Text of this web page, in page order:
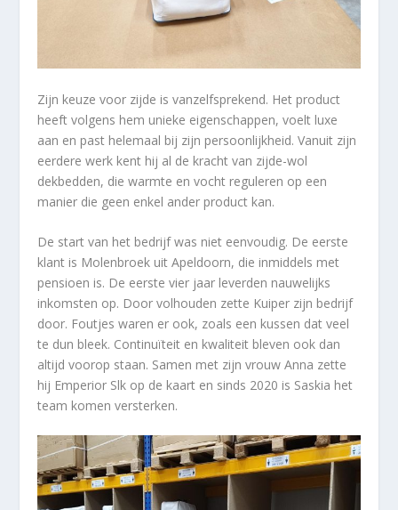
Zijn keuze voor zijde is vanzelfsprekend. Het product
heeft volgens hem unieke eigenschappen, voelt luxe
aan en past helemaal bij zijn persoonlijkheid. Vanuit zijn
eerdere werk kent hij al de kracht van zijde-wol
dekbedden, die warmte en vocht reguleren op een
manier die geen enkel ander product kan.
De start van het bedrijf was niet eenvoudig. De eerste
klant is Molenbroek uit Apeldoorn, die inmiddels met
pensioen is. De eerste vier jaar leverden nauwelijks
inkomsten op. Door volhouden zette Kuiper zijn bedrijf
door. Foutjes waren er ook, zoals een kussen dat veel
te dun bleek. Continuïteit en kwaliteit bleven ook dan
altijd voorop staan. Samen met zijn vrouw Anna zette
hij Emperior Slk op de kaart en sinds 2020 is Saskia het
team komen versterken.